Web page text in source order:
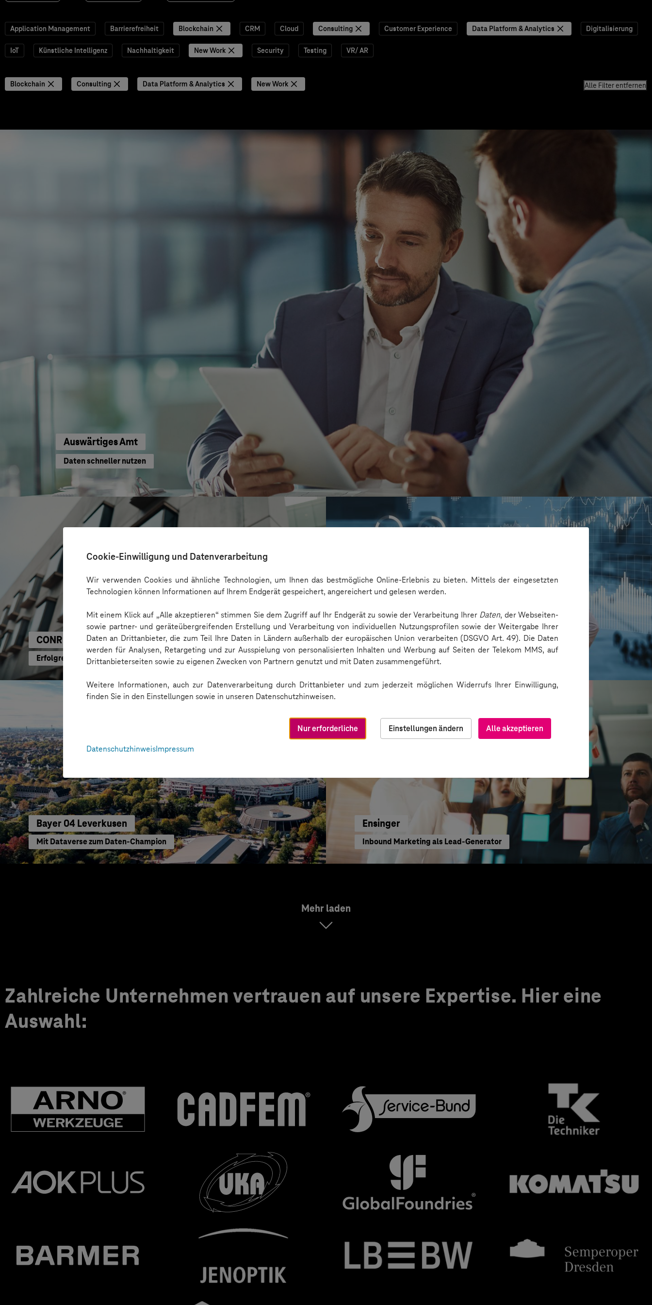
Cookie-Einwilligung und Datenverarbeitung
Wir verwenden Cookies und ähnliche Technologien, um Ihnen das bestmögliche Online-Erlebnis zu bieten. Mittels der eingesetzten
Technologien können Informationen auf Ihrem Endgerät gespeichert, angereichert und gelesen werden.
Mit einem Klick auf „Alle akzeptieren“ stimmen Sie dem Zugriff auf Ihr Endgerät zu sowie der Verarbeitung Ihrer Daten, der Webseiten-
sowie partner- und geräteübergreifenden Erstellung und Verarbeitung von individuellen Nutzungsprofilen sowie der Weitergabe Ihrer
Daten an Drittanbieter, die zum Teil Ihre Daten in Ländern außerhalb der europäischen Union verarbeiten (DSGVO Art. 49). Die Daten
werden für Analysen, Retargeting und zur Ausspielung von personalisierten Inhalten und Werbung auf Seiten der Telekom MMS, auf
Drittanbieterseiten sowie zu eigenen Zwecken von Partnern genutzt und mit Daten zusammengeführt.
Weitere Informationen, auch zur Datenverarbeitung durch Drittanbieter und zum jederzeit möglichen Widerrufs Ihrer Einwilligung,
finden Sie in den Einstellungen sowie in unseren Datenschutzhinweisen.
Alle akzeptieren
Nur erforderliche
Einstellungen ändern
DatenschutzhinweisImpressum
Application Management Barrierefreiheit Blockchain CRM Cloud Consulting Customer Experience Data Platform & Analytics Digitalisierung
IoT Künstliche Intelligenz Nachhaltigkeit New Work Security Testing VR/ AR
Blockchain Consulting Data Platform & Analytics New Work Alle Filter entfernen
Auswärtiges Amt
Daten schneller nutzen
CONREN Land AG
Erfolgreiche Transformation durch gezielte Change-Begleitung
AOK Rheinland/Hamburg
Transparente Marketing-Insights
Bayer 04 Leverkusen
Mit Dataverse zum Daten-Champion
Ensinger
Inbound Marketing als Lead-Generator
Mehr laden
Zahlreiche Unternehmen vertrauen auf unsere Expertise. Hier eine
Auswahl: